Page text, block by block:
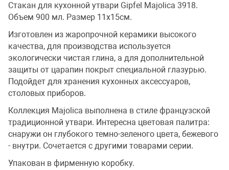
Стакан для кухонной утвари Gipfel Majolica 3918.
Объем 900 мл. Размер 11х15см.
Изготовлен из жаропрочной керамики высокого
качества, для производства используется
экологически чистая глина, а для дополнительной
защиты от царапин покрыт специальной глазурью.
Подойдет для хранения кухонных аксессуаров,
столовых приборов.
Коллекция Majolica выполнена в стиле французской
традиционной утвари. Интересна цветовая палитра:
снаружи он глубокого темно-зеленого цвета, бежевого
- внутри. Сочетается с другими товарами серии.
Упакован в фирменную коробку.